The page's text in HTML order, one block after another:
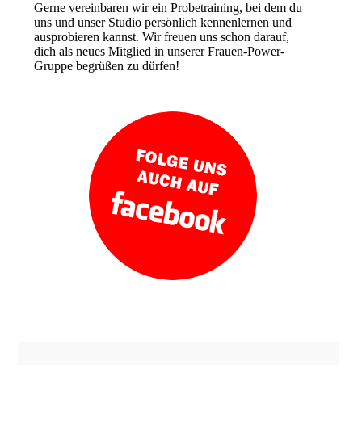
Gerne vereinbaren wir ein Probetraining, bei dem du
uns und unser Studio persönlich kennenlernen und
ausprobieren kannst. Wir freuen uns schon darauf,
dich als neues Mitglied in unserer Frauen-Power-
Gruppe begrüßen zu dürfen!